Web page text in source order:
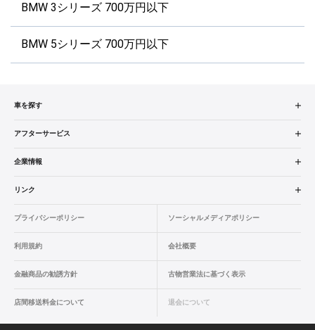
BMW 3シリーズ 700万円以下
BMW 5シリーズ 700万円以下
車を探す
中古車検索
販売店検索
エリア別最新ニュース
品質と保証
ローン・リース
自動車保険
カタログ情報
アフターサービス
アフターサービス
車検／定期点検
コーティング
タイヤ交換
ボディ修理
エンジンオイル
企業情報
企業概要
業績決算情報
プレスリリース
ヤナセの歴史
採用情報
リンク
ヤナセ認定中古車
BMW認定中古車
フォルクスワーゲン認定中古車
AUDI認定中古車
プライバシーポリシー ソーシャルメディアポリシー
利用規約 会社概要
金融商品の勧誘方針 古物営業法に基づく表示
店間移送料金について 退会について